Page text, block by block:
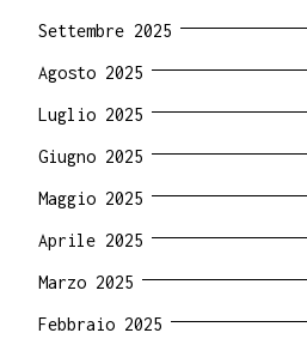
Settembre 2025
Agosto 2025
Luglio 2025
Giugno 2025
Maggio 2025
Aprile 2025
Marzo 2025
Febbraio 2025